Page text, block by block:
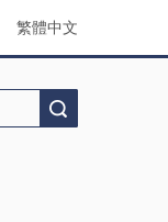
繁體中文